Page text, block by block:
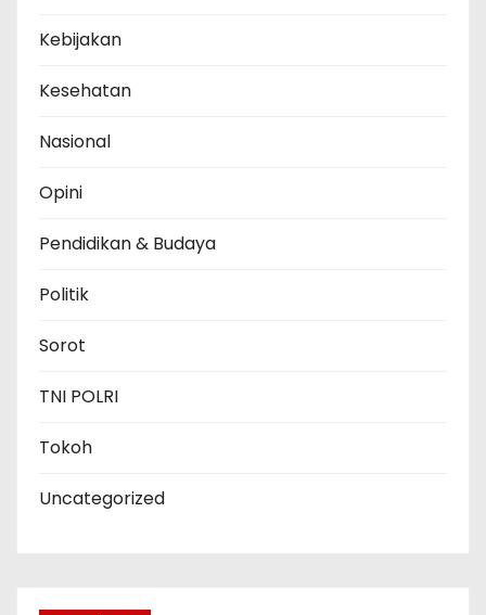
Kebijakan
Kesehatan
Nasional
Opini
Pendidikan & Budaya
Politik
Sorot
TNI POLRI
Tokoh
Uncategorized